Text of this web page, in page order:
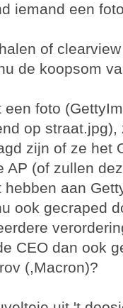
iemand een
of
de koopsom
foto
op
zijn of ze het
AP (of zullen
aan
ook gecraped
CEO dan ook
(,Macron)?